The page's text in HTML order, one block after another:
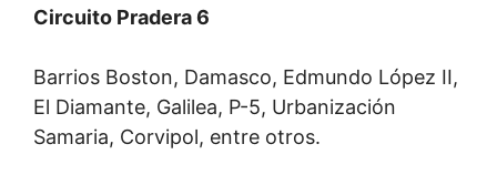
Circuito Pradera 6
Barrios Boston, Damasco, Edmundo López II,
El Diamante, Galilea, P-5, Urbanización
Samaria, Corvipol, entre otros.